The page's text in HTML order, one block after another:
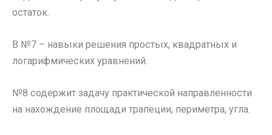
остаток.
В №7 – навыки решения простых, квадратных и
логарифмических уравнений.
№8 содержит задачу практической направленности
на нахождение площади трапеции, периметра, угла.